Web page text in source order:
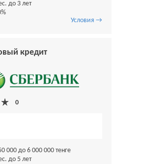
до 3 лет
Условия →
кредит
000 до 6 000 000 тенге
до 5 лет